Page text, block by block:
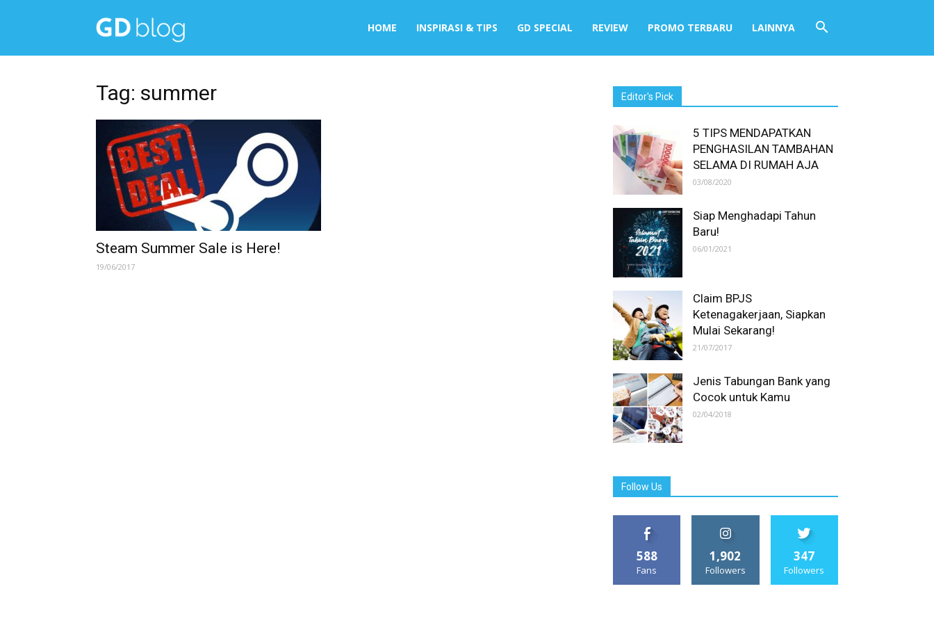
Blog
HOME INSPIRASI & TIPS GD SPECIAL REVIEW PROMO TERBARU LAINNYA
Tag: summer
Steam Summer Sale is Here!
19/06/2017
Editor's Pick
5 TIPS MENDAPATKAN
PENGHASILAN TAMBAHAN
SELAMA DI RUMAH AJA
03/08/2020
Siap Menghadapi Tahun
Baru!
06/01/2021
Claim BPJS
Ketenagakerjaan, Siapkan
Mulai Sekarang!
21/07/2017
Jenis Tabungan Bank yang
Cocok untuk Kamu
02/04/2018
Follow Us
588
Fans
1,902
Followers
347
Followers